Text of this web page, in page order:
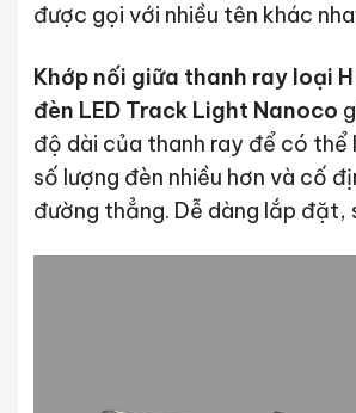
được gọi với nhiều tên khác
Khớp nối giữa thanh ray loại
đèn LED Track Light Nanoco
độ dài của thanh ray để có
số lượng đèn nhiều hơn và cố
đường thẳng. Dễ dàng lắp đặt,